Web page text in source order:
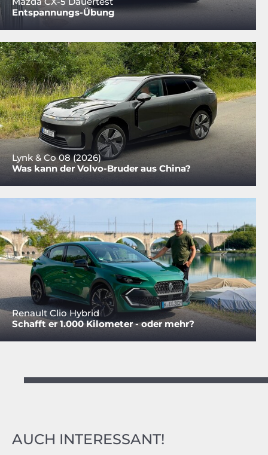
Entspannungs-Übung
Lynk & Co 08 (2026)
Was kann der Volvo-Bruder aus China?
Renault Clio Hybrid
Schafft er 1.000 Kilometer - oder mehr?
AUCH INTERESSANT!